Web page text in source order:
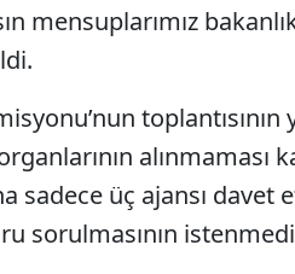
mensuplarımız
toplantısının
alınmaması
sadece üç ajansı davet
sorulmasının